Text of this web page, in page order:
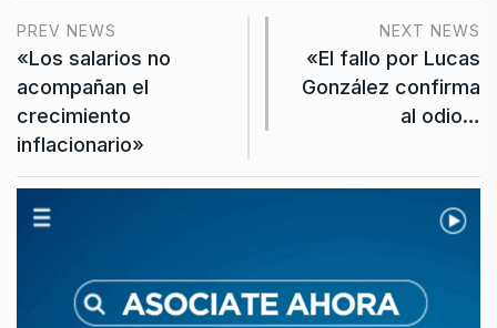
PREV NEWS
«Los salarios no
acompañan el
crecimiento
inflacionario»
NEXT NEWS
«El fallo por Lucas
González confirma
al odio…